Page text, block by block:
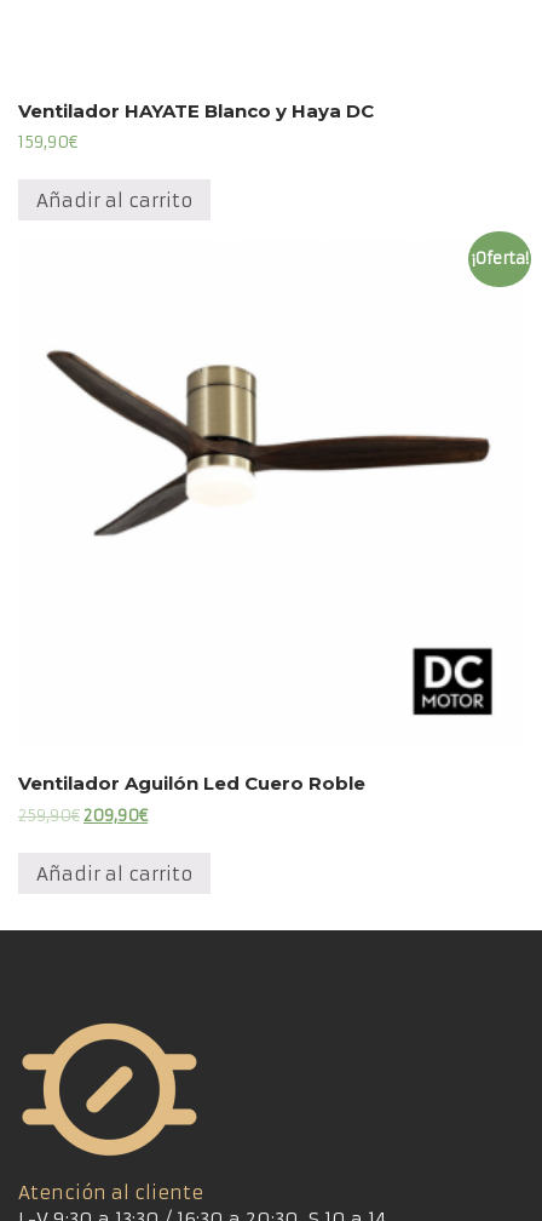
Ventilador HAYATE Blanco y Haya DC
159,90€
Añadir al carrito
¡Oferta!
Ventilador Aguilón Led Cuero Roble
259,90€ El
original
era:
209,90€El
actual
es:
Añadir al carrito
Atención al cliente